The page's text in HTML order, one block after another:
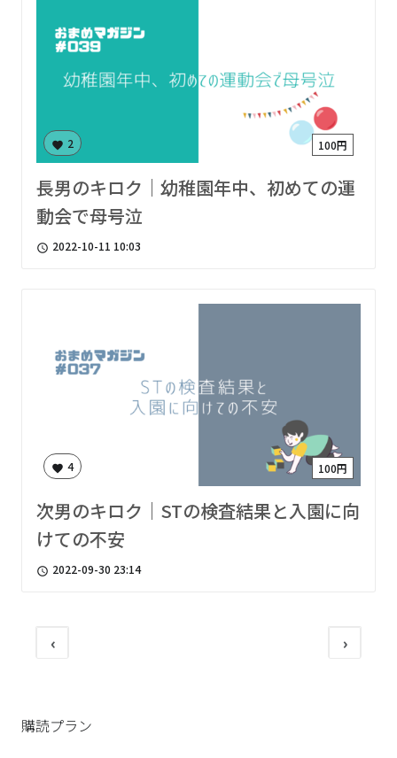
favorite 2 100円
長男のキロク｜幼稚園年中、初めての運
動会で母号泣
access_time 2022-10-11 10:03
favorite 4 100円
次男のキロク｜STの検査結果と入園に向
けての不安
access_time 2022-09-30 23:14
‹ ›
購読プラン